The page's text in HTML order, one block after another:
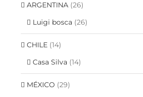
ARGENTINA (26)
Luigi bosca (26)
CHILE (14)
Casa Silva (14)
MÉXICO (29)